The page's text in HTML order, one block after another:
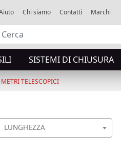
Chi siamo Contatti Marchi
SISTEMI DI CHIUSURA
METRI TELESCOPICI
LUNGHEZZA